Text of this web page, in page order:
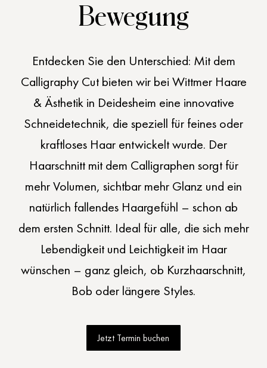
CALLIGRAPHY CUT
Der perfekte Haarschnitt
für feines Haar
Bewegung
Entdecken Sie den Unterschied: Mit dem
Calligraphy Cut bieten wir bei Wittmer Haare
& Ästhetikin Deidesheim eine innovative
Schneidetechnik, die speziell für feines oder
kraftloses Haar entwickelt wurde. Der
Haarschnitt mit dem Calligraphen sorgt für
mehr Volumen, sichtbar mehr Glanz und ein
natürlich fallendes Haargefühl – schon ab
dem ersten Schnitt. Ideal für alle, die sich mehr
Lebendigkeit und Leichtigkeit im Haar
wünschen – ganz gleich, ob Kurzhaarschnitt,
Bob oder längere Styles.
Jetzt Termin buchen